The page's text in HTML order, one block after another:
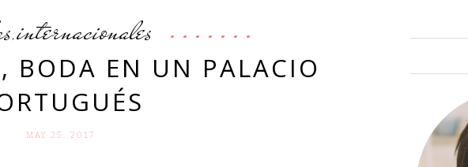
,internacionales
BODA EN UN PALACIO
MAY 25. 2017